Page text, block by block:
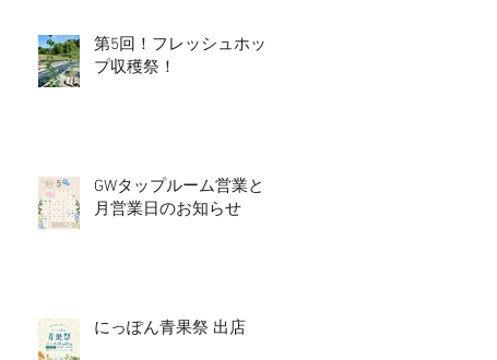
第5回！フレッシュホッ
プ収穫祭！
GWタップルーム営業と5
月営業日のお知らせ
にっぽん青果祭 出店